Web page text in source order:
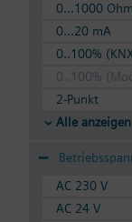
0...1000 Ohm
0...20 mA
0..100%
0..100%
2-Punkt
Alle
AC 230 V
AC 24 V